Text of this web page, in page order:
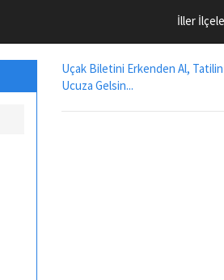
İller
Uçak Biletini Erkenden Al,
Ucuza Gelsin...